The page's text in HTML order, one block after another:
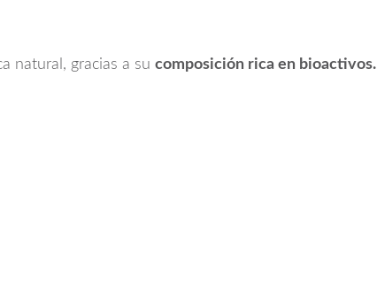
natural, gracias a su composición rica en bioactivos.